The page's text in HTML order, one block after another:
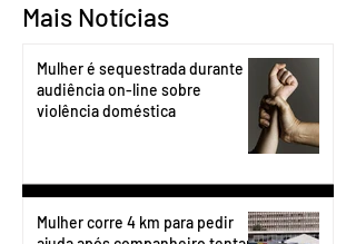
Mais Notícias
Mulher é sequestrada durante
audiência on-line sobre
violência doméstica
Mulher corre 4 km para pedir